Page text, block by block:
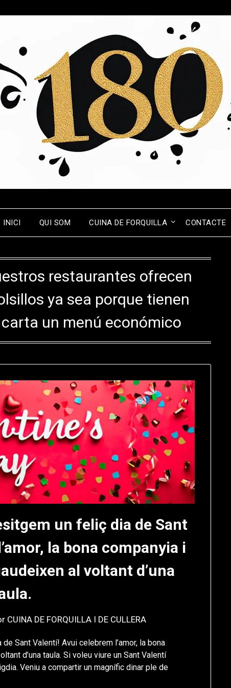
INICI QUI SOM CUINA DE FORQUILLA CONTACTE
restaurantes ofrecen
ya sea porque tienen
un menú económico
un feliç dia de Sant
la bona companyia i
al voltant d’una
CUINA DE FORQUILLA I DE CULLERA
Sant Valentí! Avui celebrem l’amor, la bona
d’una taula. Si voleu viure un Sant Valentí
Veniu a compartir un magnífic dinar ple de